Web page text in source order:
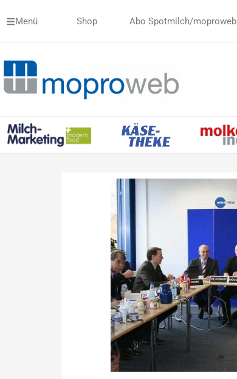
InhaltMenü Shop Abo Spotmilch/moproweb